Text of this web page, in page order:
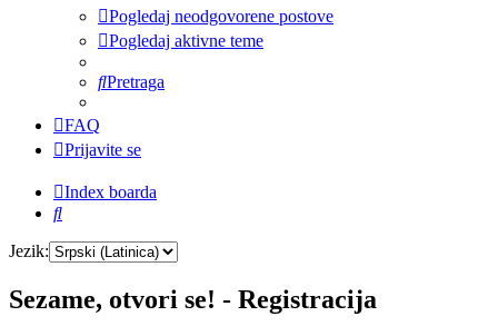
Pogledaj neodgovorene postove
Pogledaj aktivne teme
Pretraga
FAQ
Prijavite se
Index boarda
Pretraga
Jezik:
Sezame, otvori se! - Registracija